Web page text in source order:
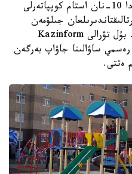
استانا. KAZINFORM - استانادا 10-نان استام كوپپاتەرلى
جىلۋمەن
جابدىقتاۋ جۇيەسىنە قوسىلماعان. بۇل تۋرالى Kazinform
رەسمي ساۋالىنا جاۋاپ بەرگەن
ەتتى.